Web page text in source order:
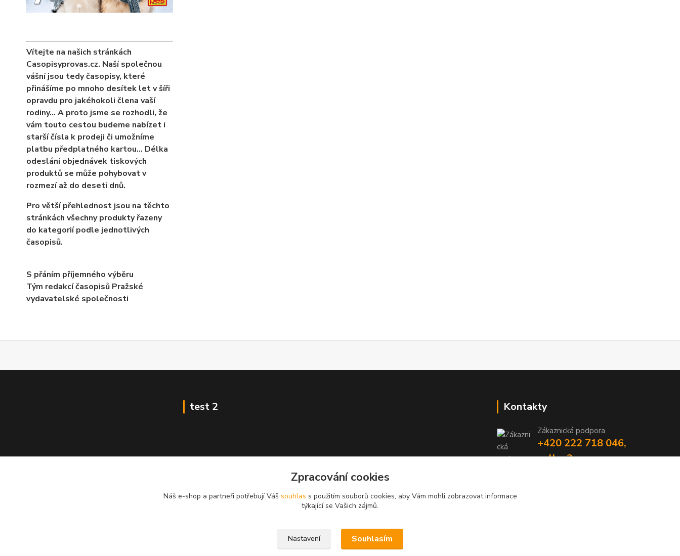
Vítejte na našich stránkách
Casopisyprovas.cz. Naší společnou
vášní jsou tedy časopisy, které
přinášíme po mnoho desítek let v šíři
opravdu pro jakéhokoli člena vaší
rodiny… A proto jsme se rozhodli, že
vám touto cestou budeme nabízet i
starší čísla k prodeji či umožníme
platbu předplatného kartou... Délka
odeslání objednávek tiskových
produktů se může pohybovat v
rozmezí až do deseti dnů.
Pro větší přehlednost jsou na těchto
stránkách všechny produkty řazeny
do kategorií podle jednotlivých
časopisů.
S přáním příjemného výběru
Tým redakcí časopisů Pražské
vydavatelské společnosti
test 2 Kontakty
Zákaznická podpora
+420 222 718 046,
volba 3
Zpracování cookies
Náš e-shop a partneři potřebují Váš souhlas s použitím souborů cookies, aby Vám mohli zobrazovat informace
týkající se Vašich zájmů.
Nastavení Souhlasím